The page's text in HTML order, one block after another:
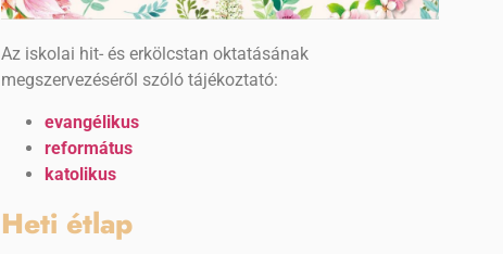
Az iskolai hit- és erkölcstan oktatásának
megszervezéséről szóló tájékoztató:
evangélikus
református
katolikus
Heti étlap